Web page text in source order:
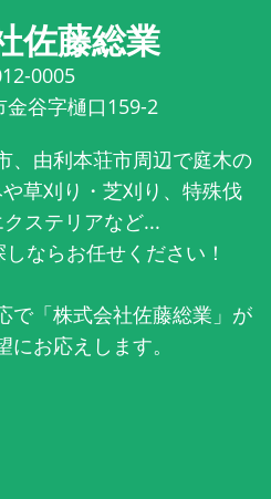
佐藤総業
0005
金谷字樋口159-2
、由利本荘市周辺で庭木の
草刈り・芝刈り、特殊伐
ステリアなど...
ならお任せください！
で「株式会社佐藤総業」が
にお応えします。